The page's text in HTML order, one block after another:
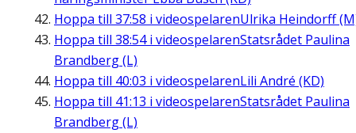
Hoppa till 37:58 i videospelarenUlrika Heindorff
Hoppa till 38:54i videospelarenStatsrådet Paulina
Brandberg (L)
Hoppa till 40:03 i videospelarenLili André (KD)
Hoppa till 41:13 i videospelarenStatsrådet Paulina
Brandberg (L)